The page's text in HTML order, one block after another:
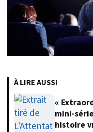
À LIRE AUSSI
«
mini-
histoire